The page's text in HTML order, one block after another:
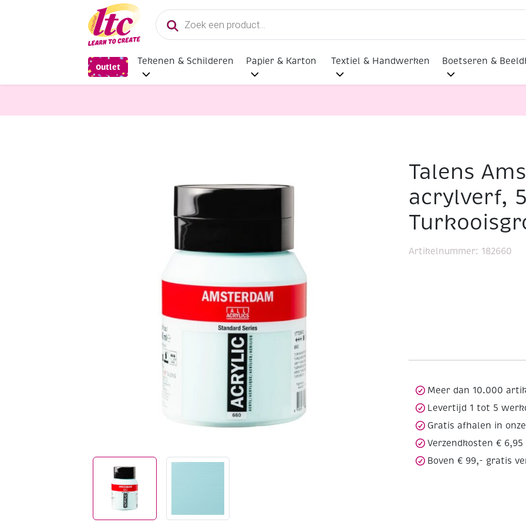
Producten
zoeken
Outlet
Tekenen & Schilderen Papier & Karton Textiel & Handwerken Boetseren &
Talens Amsterdam acrylverf, 500 ml, 660 Turkooisgroen lichtTalens
acrylverf,
Artikelnummer: 182660
Meer dan 10.000
Levertijd 1 tot 5
Gratis afhalen in
Verzendkosten € 6,95
Boven € 99,- gratis